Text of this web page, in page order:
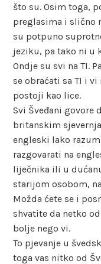
što su. Osim toga,
preglasima i slično
su potpuno
jeziku, pa tako ni u
Ondje su svi na TI.
se obraćati sa TI i
postoji kao lice.
Svi Šveđani govore
britanskim
engleski lako
razgovarati na
liječnika ili u
starijom osobom,
Možda ćete se i
shvatite da netko
bolje nego vi.
To pjevanje u
toga vas nitko od